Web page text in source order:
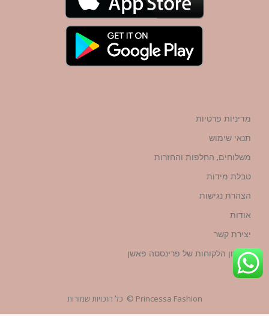
מדיניות פרטיות
תנאי שימוש
משלוחים, החלפות והחזרות
טבלת מידות
הצהרת נגישות
אודות
יצירת קשר
מועדון הלקוחות של פרינססה פאשן